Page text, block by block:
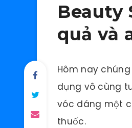
Beauty
quả và
Hôm nay
dụng vô cùng
vóc dáng một
thuốc.